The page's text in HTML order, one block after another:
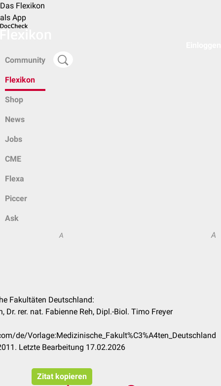
Das Flexikon
als App
Community
Flexikon
Shop
News
Jobs
CME
Flexa
Piccer
Ask
A A
Fakultäten Deutschland:
Dr. rer. nat. Fabienne Reh, Dipl.-Biol. Timo Freyer
de/Vorlage:Medizinische_Fakult%C3%A4ten_Deutschland
Letzte Bearbeitung 17.02.2026
Zitat kopieren